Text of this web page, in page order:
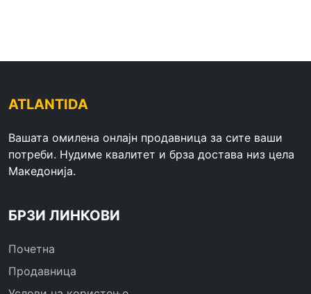
ATLANTIDA
Вашата омилена онлајн продавница за сите ваши
потреби. Нудиме квалитет и брза достава низ цела
Македонија.
БРЗИ ЛИНКОВИ
Почетна
Продавница